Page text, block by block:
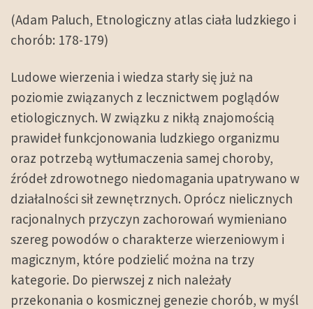
(Adam Paluch, Etnologiczny atlas ciała ludzkiego i
chorób: 178-179)
Ludowe wierzenia i wiedza starły się już na
poziomie związanych z lecznictwem poglądów
etiologicznych. W związku z nikłą znajomością
prawideł funkcjonowania ludzkiego organizmu
oraz potrzebą wytłumaczenia samej choroby,
źródeł zdrowotnego niedomagania upatrywano w
działalności sił zewnętrznych. Oprócz nielicznych
racjonalnych przyczyn zachorowań wymieniano
szereg powodów o charakterze wierzeniowym i
magicznym, które podzielić można na trzy
kategorie. Do pierwszej z nich należały
przekonania o kosmicznej genezie chorób, w myśl